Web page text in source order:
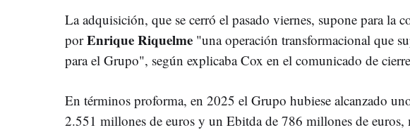
La adquisición, que se cerró el pasado viernes, supone para la
porEnrique Riquelme "una operación transformacional que
para el Grupo", según explicaba Cox en el comunicado de
En términos proforma, en 2025 el Grupo hubiese alcanzado
2.551 millones de euros y un Ebitda de 786 millones de